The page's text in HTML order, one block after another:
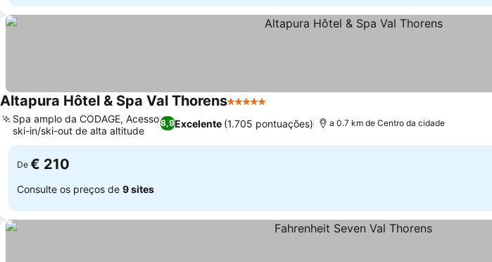
Altapura Hôtel & Spa Val Thorens5 Estrelas
8,9Excelente (1.705 pontuações)
Spa amplo da CODAGE, Acesso
ski-in/ski-out de alta altitude
a 0.7 km de Centro da cidade
De € 210
Consulte os preços de 9 sites